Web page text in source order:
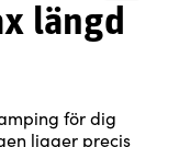
längd
för dig
ligger precis